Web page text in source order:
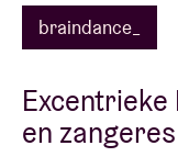
braindance_
en zangeres